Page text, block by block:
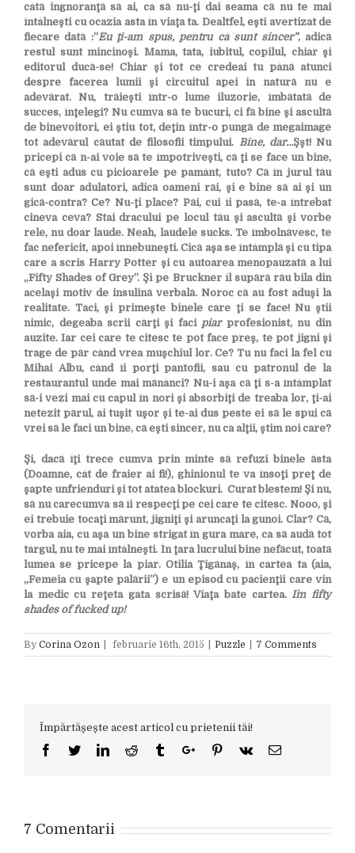
câtă ingnoranţă să ai, ca să nu-ţi dai seama că nu te mai
întâlneşti cu ocazia asta în viaţa ta. Dealtfel, eşti avertizat de
fiecare dată :”Eu ţi-am spus, pentru că sunt sincer”, adică
restul sunt mincinoşi. Mama, tata, iubitul, copilul, chiar şi
editorul ducă-se! Chiar şi tot ce credeai tu până atunci
despre facerea lumii şi circuitul apei in natură nu e
adevărat. Nu, trăieşti într-o lume iluzorie, îmbătată de
succes, înţelegi? Nu cumva să te bucuri, ci fă bine şi ascultă
de binevoitori, ei ştiu tot, deţin într-o pungă de megaimage
tot adevărul căutat de filosofii timpului. Bine, dar…Şşt! Nu
pricepi că n-ai voie să te împotriveşti, că ţi se face un bine,
că eşti adus cu picioarele pe pamânt, tuto? Că în jurul tău
sunt doar adulatori, adică oameni răi, şi e bine să ai şi un
gică-contra? Ce? Nu-ţi place? Păi, cui îi pasă, te-a întrebat
cineva ceva? Stai dracului pe locul tău şi ascultă şi vorbe
rele, nu doar laude. Neah, laudele sucks. Te îmbolnăvesc, te
fac nefericit, apoi înnebuneşti. Cică aşa se întâmplă şi cu tipa
care a scris Harry Potter şi cu autoarea menopauzată a lui
„Fifty Shades of Grey”. Şi pe Bruckner îl supără rău bila din
acelaşi motiv de insulină verbală. Noroc că au fost aduşi la
realitate. Taci, şi primeşte binele care ţi se face! Nu ştii
nimic, degeaba scrii cărţi şi faci piarprofesionist, nu din
auzite. Iar cei care te citesc te pot face preş, te pot jigni şi
trage de păr când vrea muşchiul lor. Ce? Tu nu faci la fel cu
Mihai Albu, când îi porţi pantofii, sau cu patronul de la
restaurantul unde mai mănânci? Nu-i aşa că ţi s-a întâmplat
să-i vezi mai cu capul în nori şi absorbiţi de treaba lor, ţi-ai
netezit părul, ai tuşit uşor şi te-ai dus peste ei să le spui că
vrei să le faci un bine, că eşti sincer, nu ca alţii, ştim noi care?
Şi, dacă îţi trece cumva prin minte să refuzi binele ăsta
(Doamne, cât de fraier ai fi!), ghinionul te va însoţi preţ de
şapte unfrienduri şi tot atâtea blockuri. Curat blestem! Şi nu,
să nu carecumva să îi respecţi pe cei care te citesc. Nooo, şi
ei trebuie tocaţi mărunt, jigniţi şi aruncaţi la gunoi. Clar? Că,
vorba aia, cu aşa un bine strigat în gura mare, ca să audă tot
târgul, nu te mai întâlneşti. În ţara lucrului bine nefăcut, toată
lumea se pricepe la piar. Otilia Ţigănaş, în cartea ta (aia,
„Femeia cu şapte pălării”) e un episod cu pacienţii care vin
la medic cu reţeta gata scrisă! Viaţa bate cartea.I`m fifty
shades of fucked up!
By Corina Ozon februarie 16th, 2015 Puzzle 7 Comments
Împărtășește acest articol cu prietenii tăi!
Facebook
TwitterLinkedinReddit TumblrGoogle+Pinterest
Vk Email
7 Comentarii